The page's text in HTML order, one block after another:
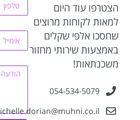
הצטרפו עוד היום
למאות לקוחות מרוצים
שחסכו אלפי שקלים
באמצעות שירותי מחזור
משכנתאות!
054-534-5079